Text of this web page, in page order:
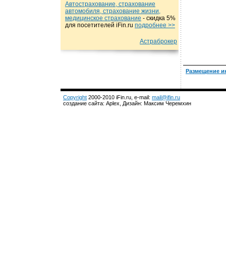
Автострахование, страхование
автомобиля, страхование жизни,
медицинское страхование - cкидка 5%
для посетителей iFin.ru подробнеe >>
Астраброкер
Размещение
Copyright 2000-2010 iFin.ru, e-mail: mail@ifin.ru
создание сайта: Aplex, Дизайн: Максим Черемхин